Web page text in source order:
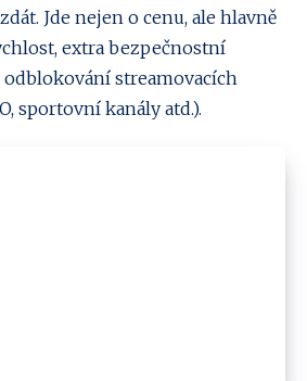
Jde nejen o cenu, ale hlavně
extra bezpečnostní
streamovacích
sportovní kanály atd.).